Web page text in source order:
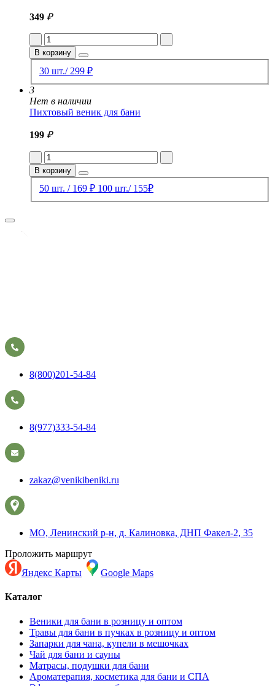
349 ₽
В корзину
30 шт./ 299 ₽
3
Нет в наличии
Пихтовый веник для бани
199 ₽
В корзину
50 шт. / 169 ₽ 100 шт./ 155₽
8(800)201-54-84
8(977)333-54-84
zakaz@venikibeniki.ru
МО, Ленинский р-н, д. Калиновка, ДНП Факел-2, 35
Проложить маршрут
Яндекс Карты
Google Maps
Каталог
Веники для бани в розницу и оптом
Травы для бани в пучках в розницу и оптом
Запарки для чана, купели в мешочках
Чай для бани и сауны
Матрасы, подушки для бани
Ароматерапия, косметика для бани и СПА